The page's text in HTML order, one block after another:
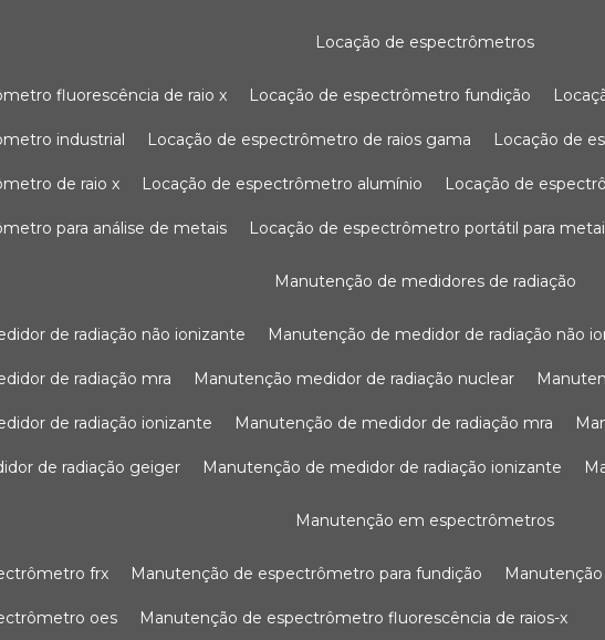
locação de espectrômetros
fluorescência de raio x locação de espectrômetro fundição
industrial locação de espectrômetro de raios gama locação de
de raio x locação de espectrômetro alumínio locação de
para análise de metais locação de espectrômetro portátil para
manutenção de medidores de radiação
de radiação não ionizante manutenção de medidor de radiação não
de radiação mra manutenção medidor de radiação nuclear
de radiação ionizante manutenção de medidor de radiação mra
de radiação geiger manutenção de medidor de radiação ionizante
manutenção em espectrômetros
frx manutenção de espectrômetro para fundição
oes manutenção de espectrômetro fluorescência de raios-x